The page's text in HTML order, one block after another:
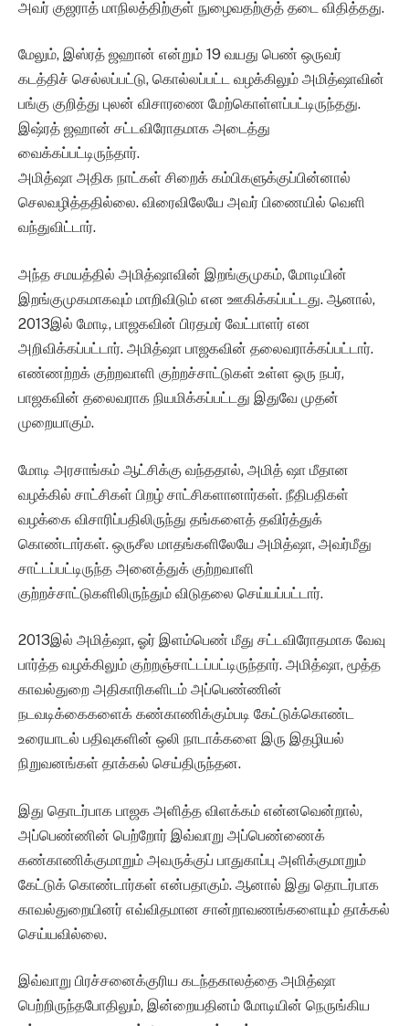
அவர் குஜராத் மாநிலத்திற்குள் நுழைவதற்குத் தடை விதித்தது.
மேலும், இஸ்ரத் ஜஹான் என்றும் 19 வயது பெண் ஒருவர்
கடத்திச் செல்லப்பட்டு, கொல்லப்பட்ட வழக்கிலும் அமித்ஷாவின்
பங்கு குறித்து புலன் விசாரணை மேற்கொள்ளப்பட்டிருந்தது.
இஷ்ரத் ஜஹான் சட்டவிரோதமாக அடைத்து
வைக்கப்பட்டிருந்தார்.
அமித்ஷா அதிக நாட்கள் சிறைக் கம்பிகளுக்குப்பின்னால்
செலவழித்ததில்லை. விரைவிலேயே அவர் பிணையில் வெளி
வந்துவிட்டார்.
அந்த சமயத்தில் அமித்ஷாவின் இறங்குமுகம், மோடியின்
இறங்குமுகமாகவும் மாறிவிடும் என ஊகிக்கப்பட்டது. ஆனால்,
2013இல் மோடி, பாஜகவின் பிரதமர் வேட்பாளர் என
அறிவிக்கப்பட்டார். அமித்ஷா பாஜகவின் தலைவராக்கப்பட்டார்.
எண்ணற்றக் குற்றவாளி குற்றச்சாட்டுகள் உள்ள ஒரு நபர்,
பாஜகவின் தலைவராக நியமிக்கப்பட்டது இதுவே முதன்
முறையாகும்.
மோடி அரசாங்கம் ஆட்சிக்கு வந்ததால், அமித் ஷா மீதான
வழக்கில் சாட்சிகள் பிறழ் சாட்சிகளானார்கள். நீதிபதிகள்
வழக்கை விசாரிப்பதிலிருந்து தங்களைத் தவிர்த்துக்
கொண்டார்கள். ஒருசீல மாதங்களிலேயே அமித்ஷா, அவர்மீது
சாட்டப்பட்டிருந்த அனைத்துக் குற்றவாளி
குற்றச்சாட்டுகளிலிருந்தும் விடுதலை செய்யப்பட்டார்.
2013இல் அமித்ஷா, ஓர் இளம்பெண் மீது சட்டவிரோதமாக வேவு
பார்த்த வழக்கிலும் குற்றஞ்சாட்டப்பட்டிருந்தார். அமித்ஷா, மூத்த
காவல்துறை அதிகாரிகளிடம் அப்பெண்ணின்
நடவடிக்கைகளைக் கண்காணிக்கும்படி கேட்டுக்கொண்ட
உரையாடல் பதிவுகளின் ஒலி நாடாக்களை இரு இதழியல்
நிறுவனங்கள் தாக்கல் செய்திருந்தன.
இது தொடர்பாக பாஜக அளித்த விளக்கம் என்னவென்றால்,
அப்பெண்ணின் பெற்றோர் இவ்வாறு அப்பெண்ணைக்
கண்காணிக்குமாறும் அவருக்குப் பாதுகாப்பு அளிக்குமாறும்
கேட்டுக் கொண்டார்கள் என்பதாகும். ஆனால் இது தொடர்பாக
காவல்துறையினர் எவ்விதமான சான்றாவணங்களையும் தாக்கல்
செய்யவில்லை.
இவ்வாறு பிரச்சனைக்குரிய கடந்தகாலத்தை அமித்ஷா
பெற்றிருந்தபோதிலும், இன்றையதினம் மோடியின் நெருங்கிய